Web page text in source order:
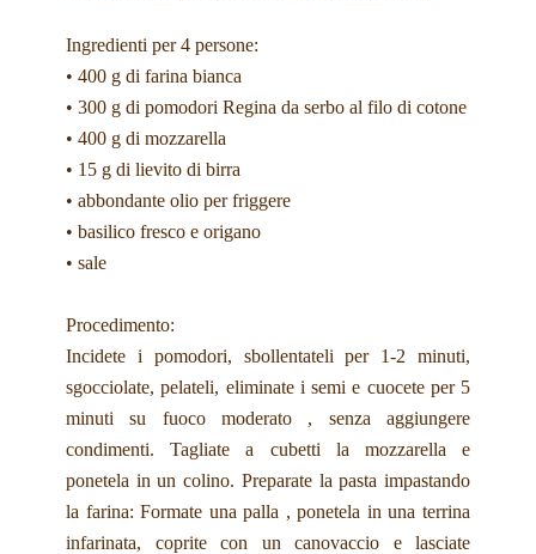
Ingredienti per 4 persone:
• 400 g di farina bianca
• 300 g di pomodori Regina da serbo al filo di cotone
• 400 g di mozzarella
• 15 g di lievito di birra
• abbondante olio per friggere
• basilico fresco e origano
• sale
Procedimento:
Incidete i pomodori, sbollentateli per 1-2 minuti,
sgocciolate, pelateli, eliminate i semi e cuocete per 5
minuti su fuoco moderato , senza aggiungere
condimenti. Tagliate a cubetti la mozzarella e
ponetela in un colino. Preparate la pasta impastando
la farina: Formate una palla , ponetela in una terrina
infarinata, coprite con un canovaccio e lasciate